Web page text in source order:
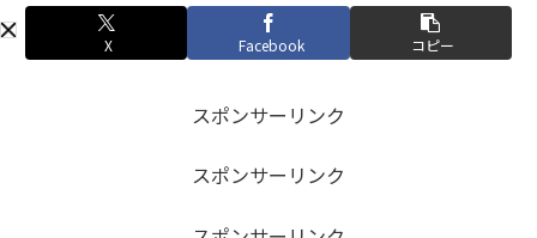
X Facebook コピー
スポンサーリンク
スポンサーリンク